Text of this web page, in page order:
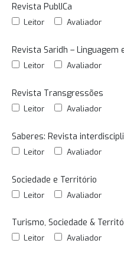
Revista PublICa
Leitor Avaliador
Revista Saridh – Linguagem
Leitor Avaliador
Revista Transgressões
Leitor Avaliador
Saberes: Revista
Leitor Avaliador
Sociedade e Território
Leitor Avaliador
Turismo, Sociedade &
Leitor Avaliador